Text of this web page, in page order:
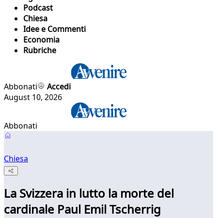
Podcast
Chiesa
Idee e Commenti
Economia
Rubriche
Abbonati
Accedi
August 10, 2026
Abbonati
Chiesa
La Svizzera in lutto la morte del
cardinale Paul Emil Tscherrig